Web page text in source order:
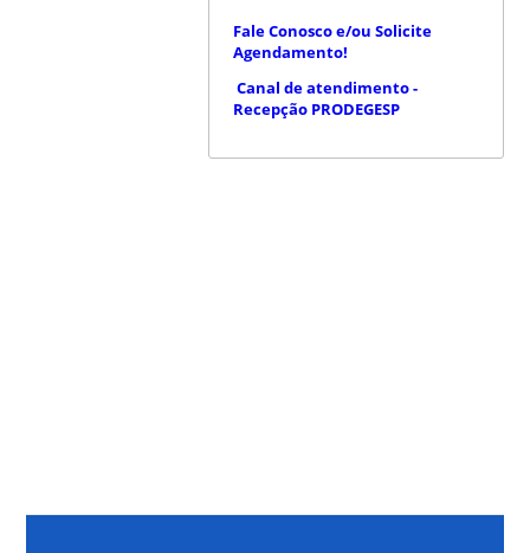
Fale Conosco e/ou Solicite
Agendamento!
Canal de atendimento -
Recepção PRODEGESP